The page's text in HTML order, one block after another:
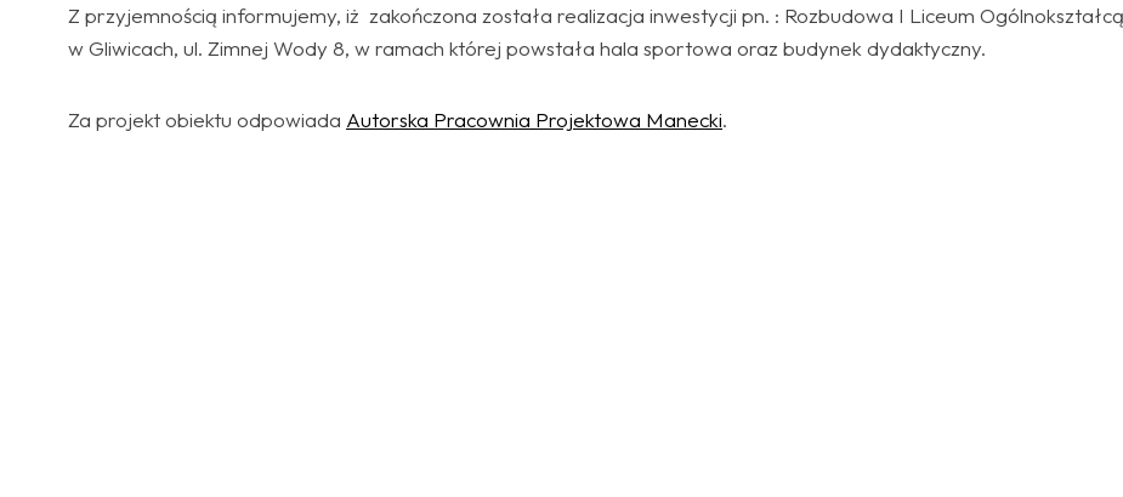
Z przyjemnością informujemy, iż zakończona została realizacja inwestycji pn. : Rozbudowa I Liceum
w Gliwicach, ul. Zimnej Wody 8, w ramach której powstała hala sportowa oraz budynek dydaktyczny.
Za projekt obiektu odpowiada Autorska Pracownia Projektowa Manecki.